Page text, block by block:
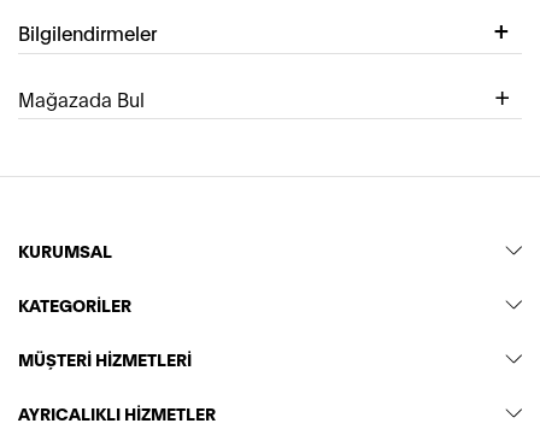
Bilgilendirmeler
Mağazada Bul
KURUMSAL
KATEGORİLER
MÜŞTERİ HİZMETLERİ
AYRICALIKLI HİZMETLER